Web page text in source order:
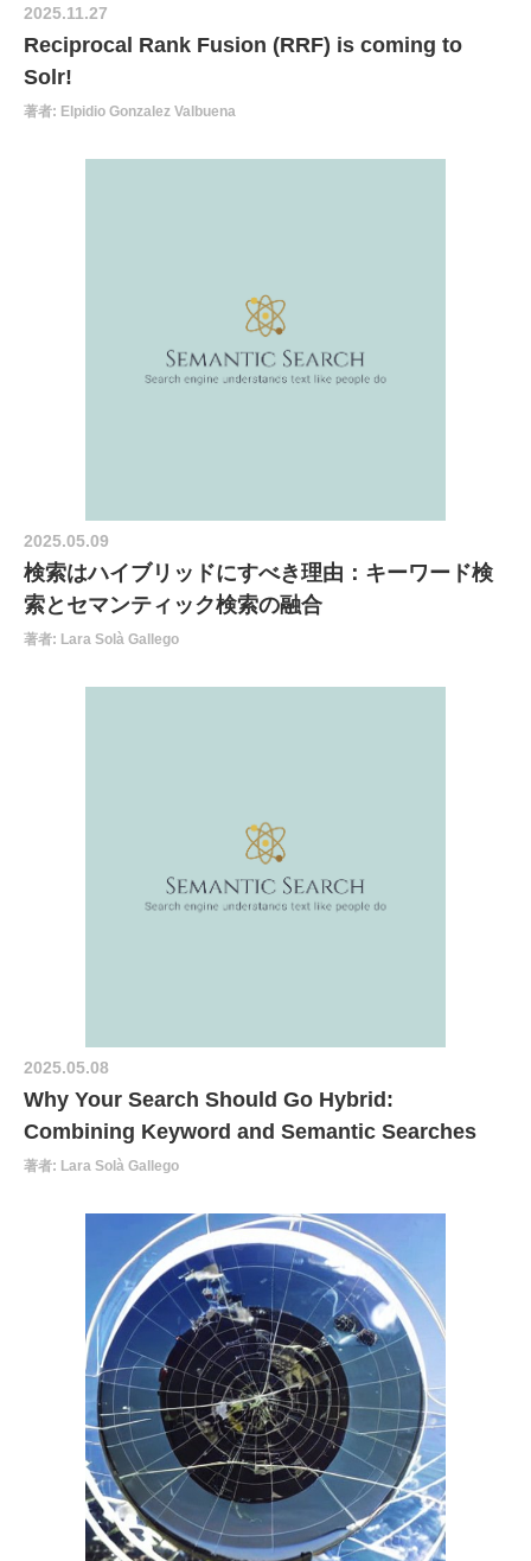
2025.11.27
Reciprocal Rank Fusion (RRF) is coming to
Solr!
著者: Elpidio Gonzalez Valbuena
2025.05.09
検索はハイブリッドにすべき理由：キーワード検
索とセマンティック検索の融合
著者: Lara Solà Gallego
2025.05.08
Why Your Search Should Go Hybrid:
Combining Keyword and Semantic Searches
著者: Lara Solà Gallego